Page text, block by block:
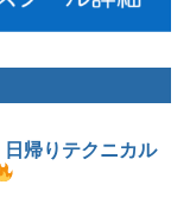
日帰りテクニカル